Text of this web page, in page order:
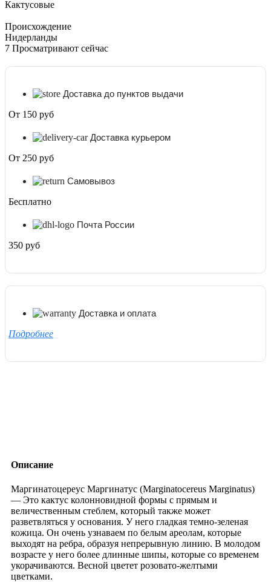
Кактусовые
Происхождение
Нидерланды
7 Просматривают сейчас
Доставка до пунктов выдачи
От 150 руб
Доставка курьером
От 250 руб
Самовывоз
Бесплатно
Почта России
350 руб
Доставка и оплата
Подробнее
Описание
Маргинатоцереус Маргинатус (Marginatocereus Marginatus)
— Это кактус колонновидной формы с прямым и
величественным стеблем, который также может
разветвляться у основания. У него гладкая темно-зеленая
кожица. Он очень узнаваем по белым ареолам, которые
выходят на ребра, образуя непрерывную линию. В молодом
возрасте у него более длинные шипы, которые со временем
укорачиваются. Весной цветет розовато-желтыми
цветками.